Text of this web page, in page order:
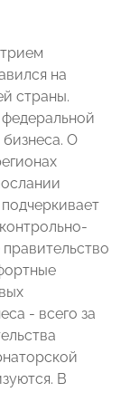
на
страны.
О
- всего за
В